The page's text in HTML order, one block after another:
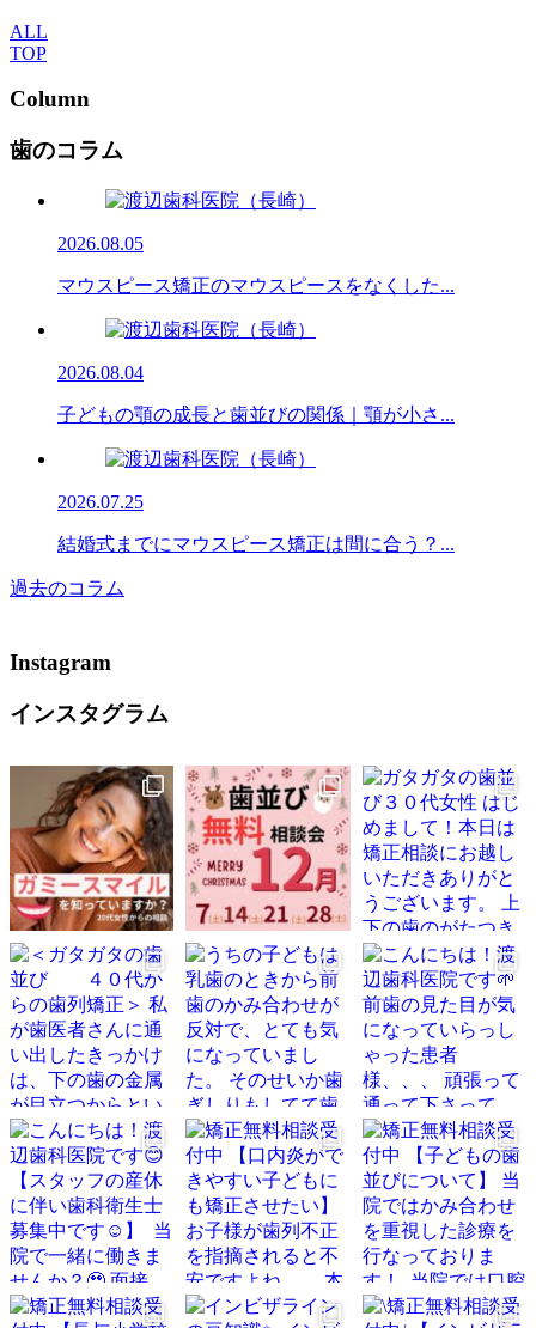
ALL
TOP
Column
歯のコラム
2026.08.05
マウスピース矯正のマウスピースをなくした...
2026.08.04
子どもの顎の成長と歯並びの関係｜顎が小さ...
2026.07.25
結婚式までにマウスピース矯正は間に合う？...
過去のコラム
Instagram
インスタグラム